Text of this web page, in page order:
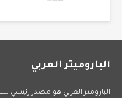
الباروميتر العربي
البارومتر العربي هو مصدر رئيسي